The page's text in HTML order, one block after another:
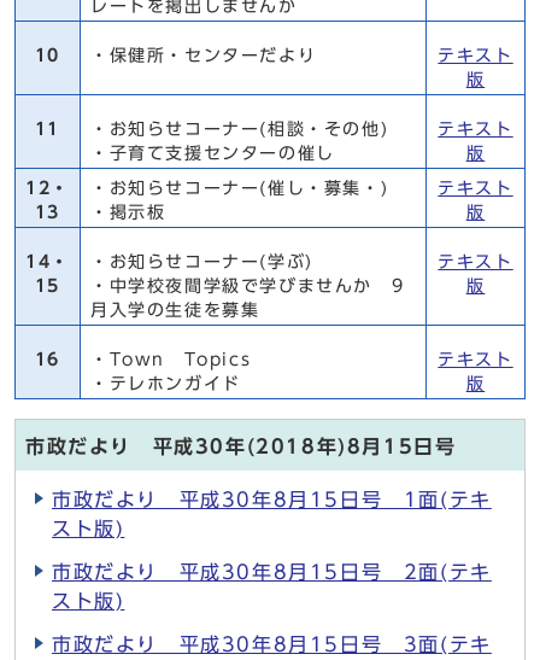
レートを掲出しませんか
10 ・保健所・センターだより
テキスト
版
11
・お知らせコーナー(相談・その他)
・子育て支援センターの催し
テキスト
版
12・
13
・お知らせコーナー(催し・募集・)
・掲示板
テキスト
版
14・
15
・お知らせコーナー(学ぶ)
・中学校夜間学級で学びませんか 9
月入学の生徒を募集
テキスト
版
16
・Town Topics
・テレホンガイド
テキスト
版
市政だより 平成30年(2018年)8月15日号
市政だより 平成30年8月15日号 1面(テキ
スト版)
市政だより 平成30年8月15日号 2面(テキ
スト版)
市政だより 平成30年8月15日号 3面(テキ